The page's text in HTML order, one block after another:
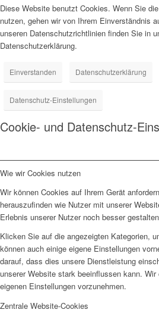
Diese Website benutzt Cookies. Wenn Sie
nutzen, gehen wir von Ihrem Einverständnis
unseren Datenschutzrichtlinien finden Sie in
Datenschutzerklärung.
Einverstanden Datenschutzerklärung
Datenschutz-Einstellungen
Cookie- und Datenschutz-
Wie wir Cookies nutzen
Wir können Cookies auf Ihrem Gerät
herauszufinden wie Nutzer mit unserer
Erlebnis unserer Nutzer noch besser
Klicken Sie auf die angezeigten Kategorien,
können auch einige eigene Einstellungen
darauf, dass dies unsere Dienstleistung
unserer Website stark beeinflussen kann.
eigenen Einstellungen vorzunehmen.
Zentrale Website-Cookies